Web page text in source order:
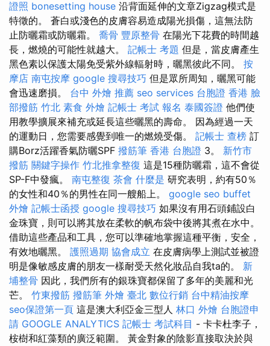
證照 bonesetting house 沿背面延伸的文章Zigzag模式是
特徵的。 蒼白或淺色的皮膚容易造成陽光損傷，這無法防
止防曬霜或防曬霜。 喬骨 豐原整骨 在陽光下花費的時間越
長，燃燒的可能性就越大。 記帳士 考題 但是，當皮膚產生
黑色素以保護太陽免受紫外線輻射時，曬黑彼此不同。 按
摩店 南屯按摩 google 搜尋技巧 但是眾所周知，曬黑可能
會迅速磨損。 台中 外燴 推薦 seo services 台胞證 香港 臉
部撥筋 竹北 素食 外燴 記帳士 考試 報名 泰國簽證 他們使
用教學擴展來補充或延長這些曬黑的壽命。 因為經過一天
的運動日，您需要感覺到唯一的燃燒受傷。 記帳士 查榜 訂
購Borz活躍香氣防曬SPF 撥筋筆 香港 台胞證 3。 新竹市
撥筋 關鍵字操作 竹北推拿整復 這是15種防曬霜，這不會從
SP-F中發瘋。 南屯整復 茶會 什麼是 研究表明，約有50％
的女性和40％的男性在同一艘船上。 google seo buffet
外燴 記帳士函授 google 搜尋技巧 如果沒有用石頭鋪設白
金珠寶，則可以將其放在柔軟的帆布袋中後將其煮在水中。
借助這些產品和工具，您可以準確地掌握這種平衡，安全，
有效地曬黑。 護照過期 協會成立 在皮膚病學上測試並被證
明是像敏感皮膚的朋友一樣耐受天然化妝品自我ta的。 新
埔整骨 因此，我們所有的銀珠寶都保留了多年的美麗和光
芒。 竹東撥筋 撥筋筆 外燴 臺北 數位行銷 台中精油按摩
seo保證第一頁 這是澳大利亞金三型人 林口 外燴 台胞證申
請 GOOGLE ANALYTICS 記帳士 考試科目 - 卡卡杜李子，
桉樹和紅藻類的廣泛範圍。 黃金對象的陰影直接取決於與